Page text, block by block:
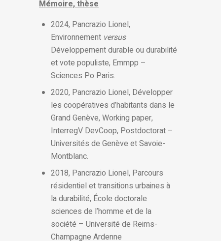
Mémoire, thèse
2024, Pancrazio Lionel,
Environnement versus
Développement durable ou durabilité
et vote populiste, Emmpp –
Sciences Po Paris.
2020, Pancrazio Lionel, Développer
les coopératives d’habitants dans le
Grand Genève, Working paper,
InterregV DevCoop, Postdoctorat –
Universités de Genève et Savoie-
Montblanc.
2018, Pancrazio Lionel, Parcours
résidentiel et transitions urbaines à
la durabilité, École doctorale
sciences de l’homme et de la
société – Université de Reims-
Champagne Ardenne